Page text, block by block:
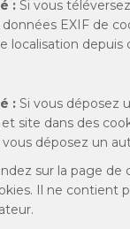
: Si vous
EXIF de
localisation depuis
: Si vous déposez
site dans des
déposez un
sur la page
Il ne contient